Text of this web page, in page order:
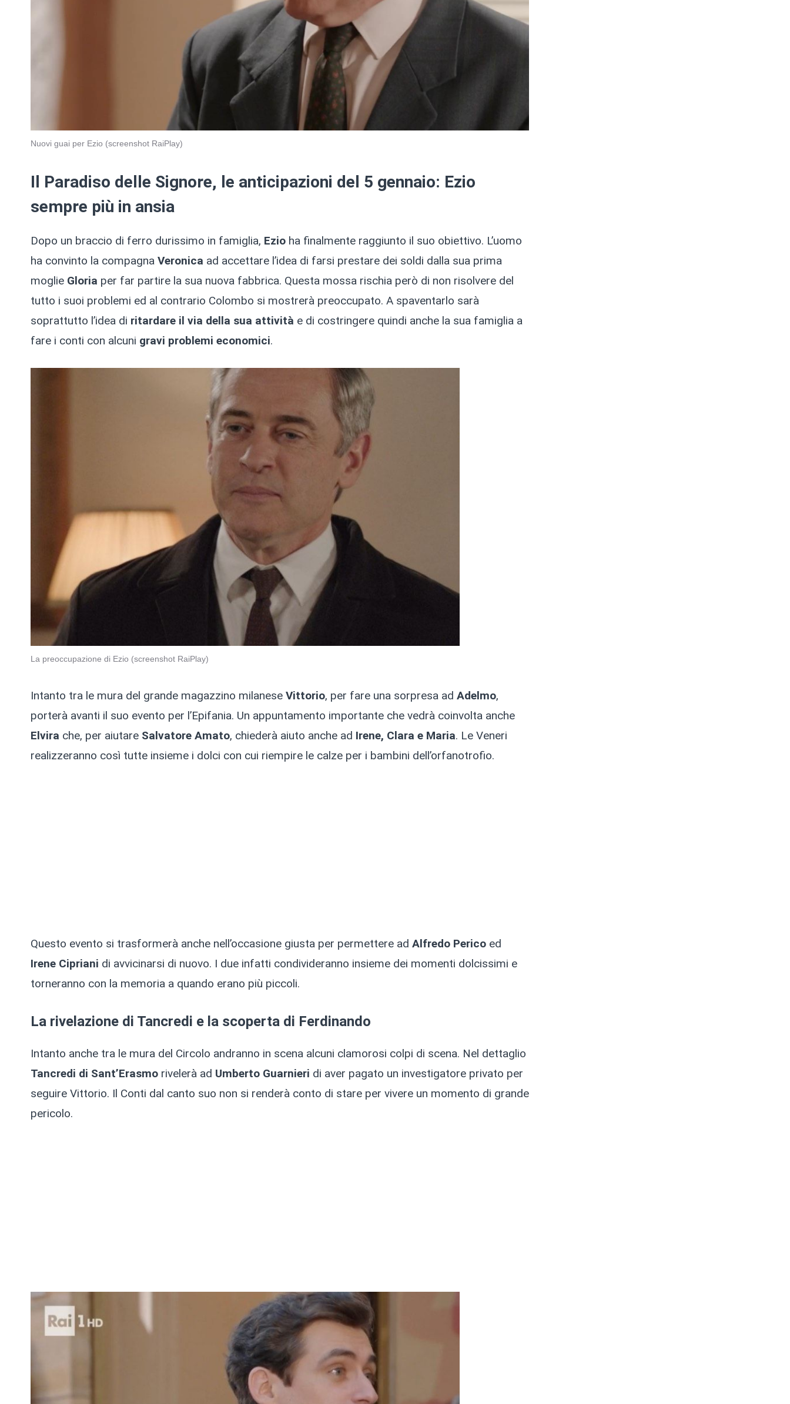
Nuovi guai per Ezio (screenshot RaiPlay)
Il Paradiso delle Signore, le anticipazioni del 5 gennaio: Ezio
sempre più in ansia
Dopo un braccio di ferro durissimo in famiglia, Ezio ha finalmente raggiunto il suo obiettivo. L’uomo
ha convinto la compagna Veronica ad accettare l’idea di farsi prestare dei soldi dalla sua prima
moglie Gloria per far partire la sua nuova fabbrica. Questa mossa rischia però di non risolvere del
tutto i suoi problemi ed al contrario Colombo si mostrerà preoccupato. A spaventarlo sarà
soprattutto l’idea di ritardare il via della sua attività e di costringere quindi anche la sua famiglia a
fare i conti con alcuni gravi problemi economici.
La preoccupazione di Ezio (screenshot RaiPlay)
Intanto tra le mura del grande magazzino milanese Vittorio, per fare una sorpresa ad Adelmo,
porterà avanti il suo evento per l’Epifania. Un appuntamento importante che vedrà coinvolta anche
Elvira che, per aiutare Salvatore Amato, chiederà aiuto anche ad Irene, Clara e Maria. Le Veneri
realizzeranno così tutte insieme i dolci con cui riempire le calze per i bambini dell’orfanotrofio.
Questo evento si trasformerà anche nell’occasione giusta per permettere ad Alfredo Perico ed
Irene Cipriani di avvicinarsi di nuovo. I due infatti condivideranno insieme dei momenti dolcissimi e
torneranno con la memoria a quando erano più piccoli.
La rivelazione di Tancredi e la scoperta di Ferdinando
Intanto anche tra le mura del Circolo andranno in scena alcuni clamorosi colpi di scena. Nel dettaglio
Tancredi di Sant’Erasmo rivelerà ad Umberto Guarnieri di aver pagato un investigatore privato per
seguire Vittorio. Il Conti dal canto suo non si renderà conto di stare per vivere un momento di grande
pericolo.